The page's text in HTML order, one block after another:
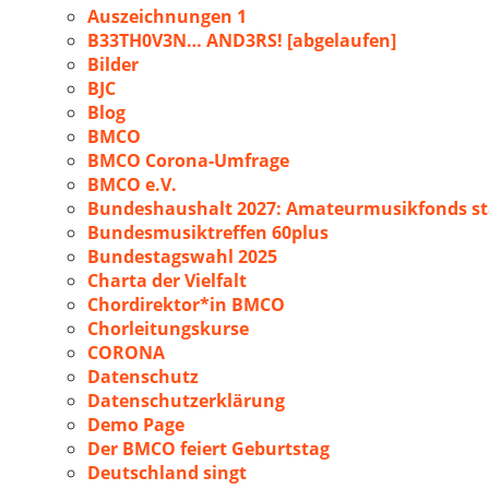
Auszeichnungen 1
B33TH0V3N… AND3RS! [abgelaufen]
Bilder
BJC
Blog
BMCO
BMCO Corona-Umfrage
BMCO e.V.
Bundeshaushalt 2027: Amateurmusikfonds
Bundesmusiktreffen 60plus
Bundestagswahl 2025
Charta der Vielfalt
Chordirektor*in BMCO
Chorleitungskurse
CORONA
Datenschutz
Datenschutzerklärung
Demo Page
Der BMCO feiert Geburtstag
Deutschland singt